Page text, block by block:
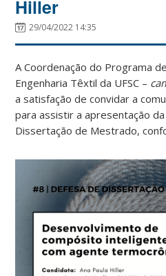
Hiller
29/04/2022 14:35
A Coordenação do Programa
Engenharia Têxtil da UFSC –
a satisfação de convidar a
para assistir a apresentação
Dissertação de Mestrado,